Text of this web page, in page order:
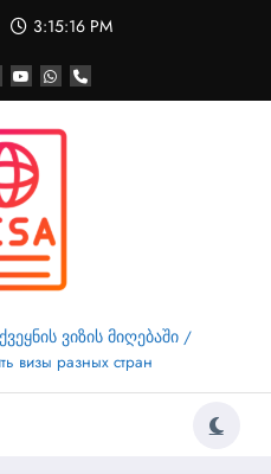
3:15:17 PM
ვიზის მიღებაში /
визы разных стран